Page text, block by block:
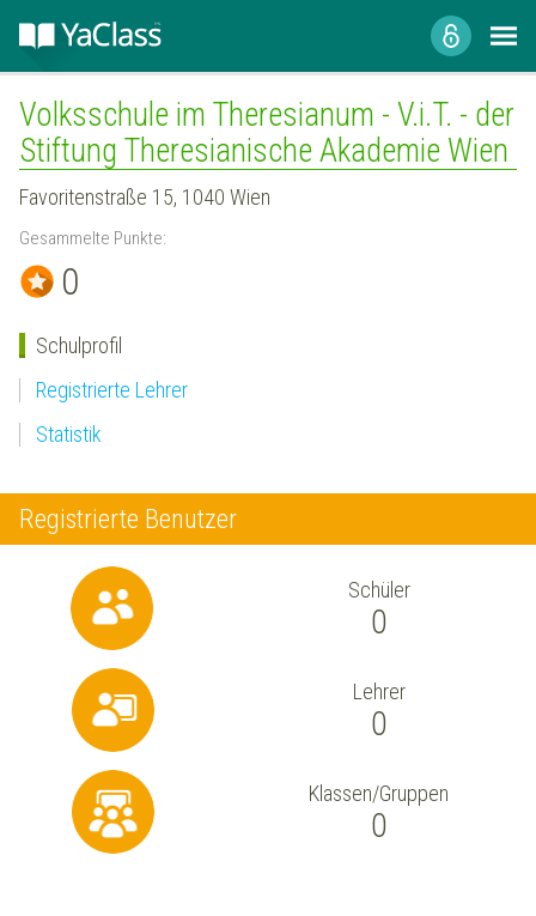
Volksschule im Theresianum - V.i.T. - der
Stiftung Theresianische Akademie Wien
Favoritenstraße 15, 1040 Wien
Gesammelte Punkte:
0
Schulprofil
Registrierte Lehrer
Statistik
Registrierte Benutzer
Schüler
0
Lehrer
0
Klassen/Gruppen
0